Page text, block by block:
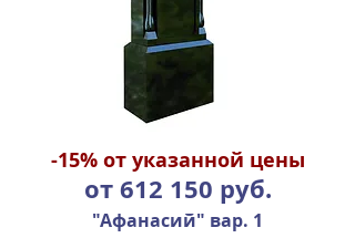
-15% от указанной цены
от 612 150 руб.
"Афанасий" вар. 1